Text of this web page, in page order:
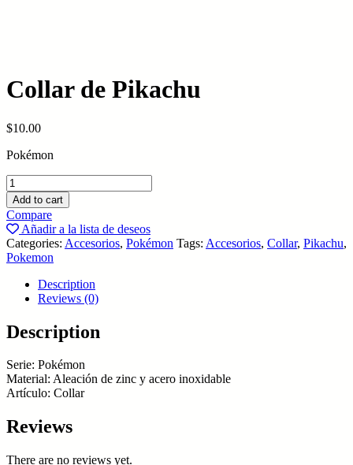
Collar de Pikachu
$10.00
Pokémon
Collar
de
Pikachu
quantity
Add to cart
Compare
Añadir a la lista de deseos
Categories: Accesorios, Pokémon Tags: Accesorios, Collar, Pikachu,
Pokemon
Description
Reviews (0)
Description
Serie: Pokémon
Material: Aleación de zinc y acero inoxidable
Artículo: Collar
Reviews
There are no reviews yet.